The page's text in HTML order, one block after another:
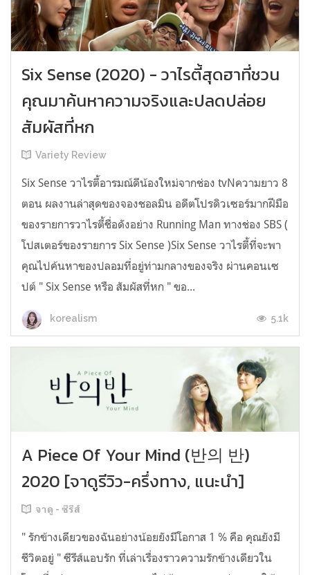
Six Sense (2020) - วาไรตี้สุดฮาที่ชวน
คุณมาค้นหาความจริงและปลดปล่อย
สัมผัสที่หก
Variety Review
Six Sense วาไรตี้อารมณ์ดีน้องใหม่จากช่อง tvNความยาว 8
ตอน ผลงานล่าสุดของจองชอลมิน อดีตโปรดิวเซอร์มากฝีมือ
ของรายการวาไรตี้ชื่อดังอย่าง Running Man ทางช่อง SBS (
โปสเตอร์ของรายการ Six Sense )Six Sense วาไรตี้ที่จะพา
คุณไปค้นหาของปลอมที่อยู่ท่ามกลางของจริง ผ่านคอนเซ
ปต์ " Six Sense หรือ สัมผัสที่หก " ขอ...
korealism 5.1k
A Piece Of Your Mind (반의 반)
2020 [จาดูรีวิว-ครึ่งทาง, แนะนำ]
จาดู - ซีรีส์
" รักข้างเดียวของฉันอย่างน้อยยังมีโอกาส 1 % คือ คุณยังมี
ชีวิตอยู่ " ซีรีส์แอบรัก ที่เล่าเรื่องราวความรักข้างเดียวใน